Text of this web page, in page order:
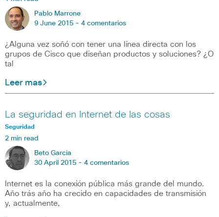
Pablo Marrone
9 June 2015 - 4 comentarios
¿Alguna vez soñó con tener una línea directa con los
grupos de Cisco que diseñan productos y soluciones? ¿O
tal
Leer mas
La seguridad en Internet de las cosas
Seguridad
2 min read
Beto Garcia
30 April 2015 - 4 comentarios
Internet es la conexión pública más grande del mundo.
Año trás año ha crecido en capacidades de transmisión
y, actualmente,